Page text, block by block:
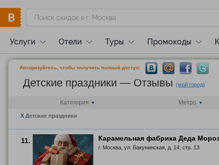
Услуги Отели Туры Промокоды
Авторизуйтесь, чтобы получить полный доступ:
Детские праздники — Отзывы (мой город)
Категория Метро
X Детские праздники
11. Карамельная фабрика Деда
г. Москва, ул. Бакунинская, д. 14, стр. 13